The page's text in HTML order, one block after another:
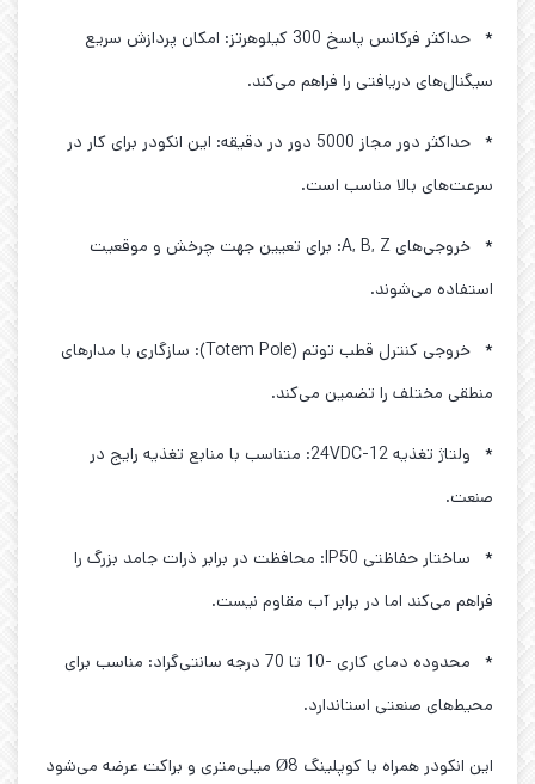
* حداکثر فرکانس پاسخ 300 کیلوهرتز: امکان پردازش سریع
سیگنال‌های دریافتی را فراهم می‌کند.
* حداکثر دور مجاز 5000 دور در دقیقه: این انکودر برای کار در
سرعت‌های بالا مناسب است.
* خروجی‌های A, B, Z: برای تعیین جهت چرخش و موقعیت
استفاده می‌شوند.
* خروجی کنترل قطب توتم (Totem Pole): سازگاری با مدارهای
منطقی مختلف را تضمین می‌کند.
* ولتاژ تغذیه 12-24VDC: متناسب با منابع تغذیه رایج در
صنعت.
* ساختار حفاظتی IP50: محافظت در برابر ذرات جامد بزرگ را
فراهم می‌کند اما در برابر آب مقاوم نیست.
* محدوده دمای کاری -10 تا 70 درجه سانتی‌گراد: مناسب برای
محیط‌های صنعتی استاندارد.
این انکودر همراه با کوپلینگ Ø8 میلی‌متری و براکت عرضه می‌شود